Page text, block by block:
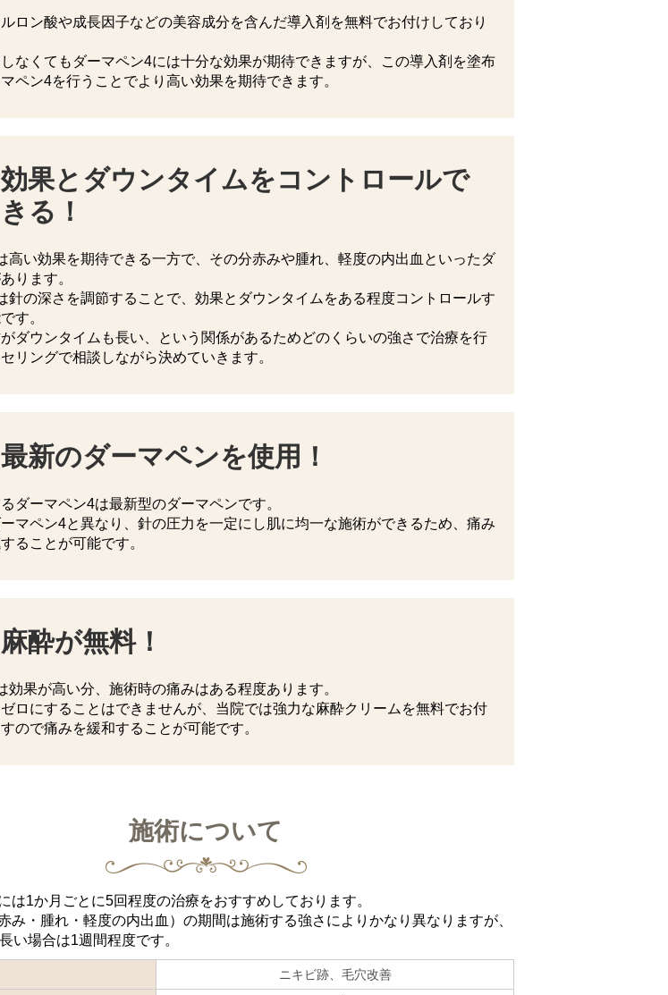
ロン酸や成長因子などの美容成分を含んだ導入剤を無料でお付けしており
なくてもダーマペン4には十分な効果が期待できますが、この導入剤を塗布
ペン4を行うことでより高い効果を期待できます。
効果とダウンタイムをコントロールで
きる！
高い効果を期待できる一方で、その分赤みや腫れ、軽度の内出血といったダ
ります。
針の深さを調節することで、効果とダウンタイムをある程度コントロールす
す。
ダウンタイムも長い、という関係があるためどのくらいの強さで治療を行
リングで相談しながら決めていきます。
最新のダーマペンを使用！
ダーマペン4は最新型のダーマペンです。
マペン4と異なり、針の圧力を一定にし肌に均一な施術ができるため、痛み
ることが可能です。
麻酔が無料！
効果が高い分、施術時の痛みはある程度あります。
ロにすることはできませんが、当院では強力な麻酔クリームを無料でお付
ので痛みを緩和することが可能です。
施術について
は1か月ごとに5回程度の治療をおすすめしております。
み・腫れ・軽度の内出血）の期間は施術する強さによりかなり異なりますが、
い場合は1週間程度です。
ニキビ跡、毛穴改善